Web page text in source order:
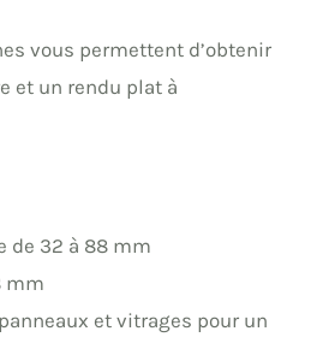
vous permettent d’obtenir
et un rendu plat à
de 32 à 88 mm
mm
et vitrages pour un